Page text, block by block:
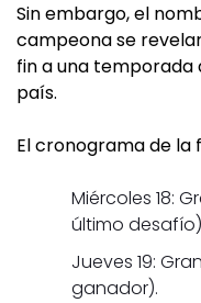
Sin embargo, el
campeona se
fin a una temporada
país.
El cronograma de la
Miércoles 18:
último
Jueves 19:
ganador).